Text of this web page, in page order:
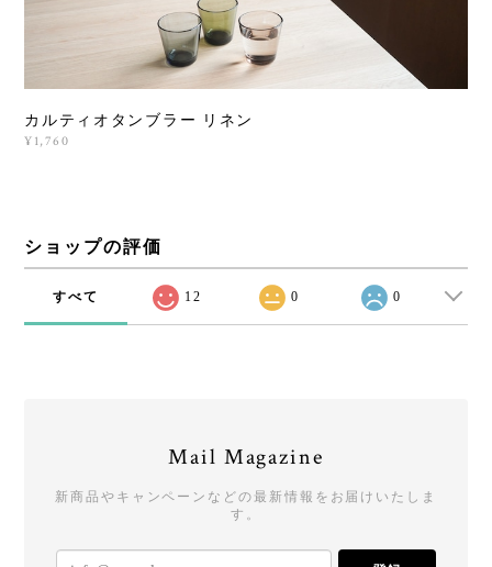
カルティオタンブラー リネン
¥1,760
ショップの評価
すべて 12 0 0
Mail Magazine
新商品やキャンペーンなどの最新情報をお届けいたしま
す。